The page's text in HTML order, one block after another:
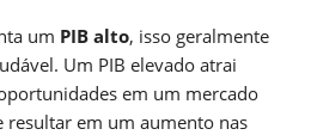
um PIB alto, isso geralmente
Um PIB elevado atrai
em um mercado
resultar em um aumento nas